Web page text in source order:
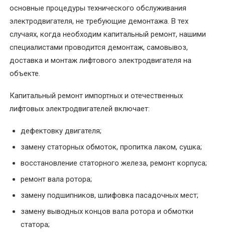
Капитальный
ремонт
и
запчасти
Консультирование
по
Перемотка
коллекторных
Перемотка
обмотки
основные процедуры технического обслуживания
электродвигателя, не требующие демонтажа. В тех
случаях, когда необходим капитальный ремонт, нашими
специалистами проводится демонтаж, самовывоз,
доставка и монтаж лифтового электродвигателя на
объекте.
Капитальный ремонт импортных и отечественных
лифтовых электродвигателей включает:
дефектовку двигателя;
замену статорных обмоток, пропитка лаком, сушка;
восстановление статорного железа, ремонт корпуса;
ремонт вала ротора;
замену подшипников, шлифовка пасадочных мест;
замену выводных концов вала ротора и обмотки
статора;